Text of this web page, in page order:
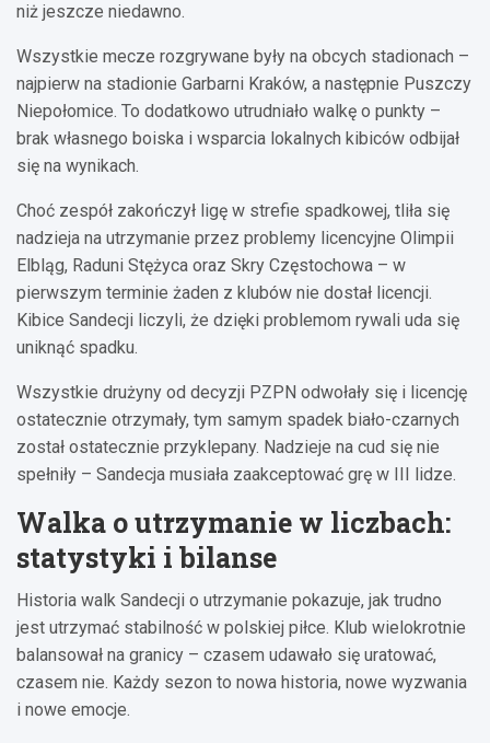
niż jeszcze niedawno.
Wszystkie mecze rozgrywane były na obcych stadionach –
najpierw na stadionie Garbarni Kraków, a następnie Puszczy
Niepołomice. To dodatkowo utrudniało walkę o punkty –
brak własnego boiska i wsparcia lokalnych kibiców odbijał
się na wynikach.
Choć zespół zakończył ligę w strefie spadkowej, tliła się
nadzieja na utrzymanie przez problemy licencyjne Olimpii
Elbląg, Raduni Stężyca oraz Skry Częstochowa – w
pierwszym terminie żaden z klubów nie dostał licencji.
Kibice Sandecji liczyli, że dzięki problemom rywali uda się
uniknąć spadku.
Wszystkie drużyny od decyzji PZPN odwołały się i licencję
ostatecznie otrzymały, tym samym spadek biało-czarnych
został ostatecznie przyklepany. Nadzieje na cud się nie
spełniły – Sandecja musiała zaakceptować grę w III lidze.
Walka o utrzymanie w liczbach:
statystyki i bilanse
Historia walk Sandecji o utrzymanie pokazuje, jak trudno
jest utrzymać stabilność w polskiej piłce. Klub wielokrotnie
balansował na granicy – czasem udawało się uratować,
czasem nie. Każdy sezon to nowa historia, nowe wyzwania
i nowe emocje.